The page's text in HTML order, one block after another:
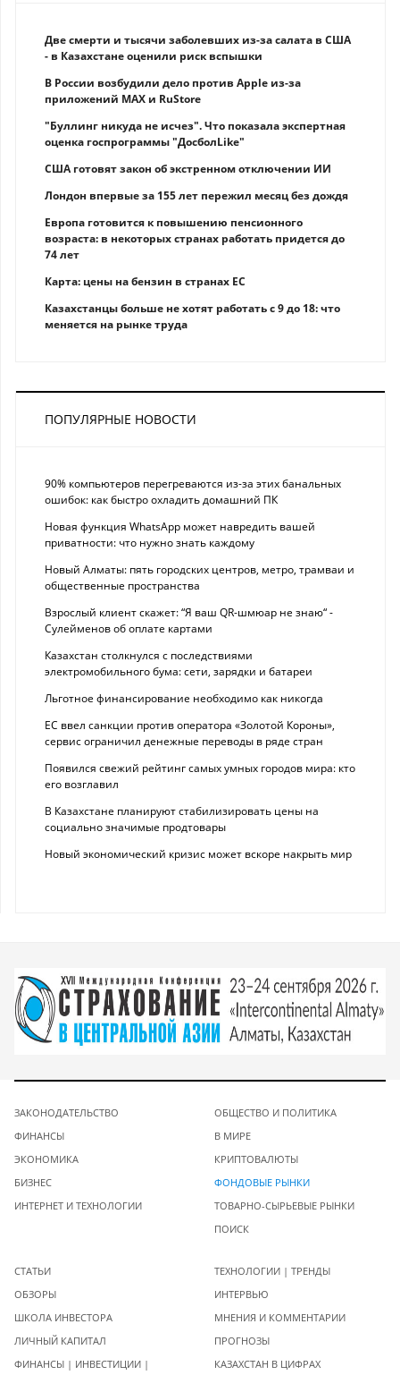
Две смерти и тысячи заболевших из-за салата в США
- в Казахстане оценили риск вспышки
В России возбудили дело против Apple из-за
приложений MAX и RuStore
"Буллинг никуда не исчез". Что показала экспертная
оценка госпрограммы "ДосболLike"
США готовят закон об экстренном отключении ИИ
Лондон впервые за 155 лет пережил месяц без дождя
Европа готовится к повышению пенсионного
возраста: в некоторых странах работать придется до
74 лет
Карта: цены на бензин в странах ЕС
Казахстанцы больше не хотят работать с 9 до 18: что
меняется на рынке труда
ПОПУЛЯРНЫЕ НОВОСТИ
90% компьютеров перегреваются из-за этих банальных
ошибок: как быстро охладить домашний ПК
Новая функция WhatsApp может навредить вашей
приватности: что нужно знать каждому
Новый Алматы: пять городских центров, метро, трамваи и
общественные пространства
Взрослый клиент скажет: “Я ваш QR-шмюар не знаю“ -
Сулейменов об оплате картами
Казахстан столкнулся с последствиями
электромобильного бума: сети, зарядки и батареи
Льготное финансирование необходимо как никогда
ЕС ввел санкции против оператора «Золотой Короны»,
сервис ограничил денежные переводы в ряде стран
Появился свежий рейтинг самых умных городов мира: кто
его возглавил
В Казахстане планируют стабилизировать цены на
социально значимые продтовары
Новый экономический кризис может вскоре накрыть мир
ЗАКОНОДАТЕЛЬСТВО
ФИНАНСЫ
ЭКОНОМИКА
БИЗНЕС
ИНТЕРНЕТ И ТЕХНОЛОГИИ
ОБЩЕСТВО И ПОЛИТИКА
В МИРЕ
КРИПТОВАЛЮТЫ
ФОНДОВЫЕ РЫНКИ
ТОВАРНО-СЫРЬЕВЫЕ РЫНКИ
ПОИСК
СТАТЬИ
ОБЗОРЫ
ШКОЛА ИНВЕСТОРА
ЛИЧНЫЙ КАПИТАЛ
ФИНАНСЫ | ИНВЕСТИЦИИ |
ТЕХНОЛОГИИ | ТРЕНДЫ
ИНТЕРВЬЮ
МНЕНИЯ И КОММЕНТАРИИ
ПРОГНОЗЫ
КАЗАХСТАН В ЦИФРАХ